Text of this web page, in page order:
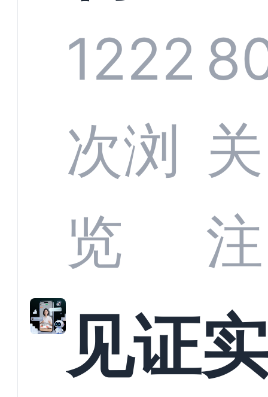
系统头
部供应
商深度
解析：
1222
次浏
览
关
注
见证实